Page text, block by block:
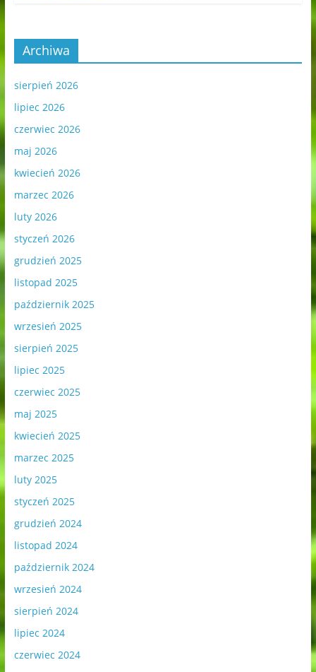
Archiwa
sierpień 2026
lipiec 2026
czerwiec 2026
maj 2026
kwiecień 2026
marzec 2026
luty 2026
styczeń 2026
grudzień 2025
listopad 2025
październik 2025
wrzesień 2025
sierpień 2025
lipiec 2025
czerwiec 2025
maj 2025
kwiecień 2025
marzec 2025
luty 2025
styczeń 2025
grudzień 2024
listopad 2024
październik 2024
wrzesień 2024
sierpień 2024
lipiec 2024
czerwiec 2024